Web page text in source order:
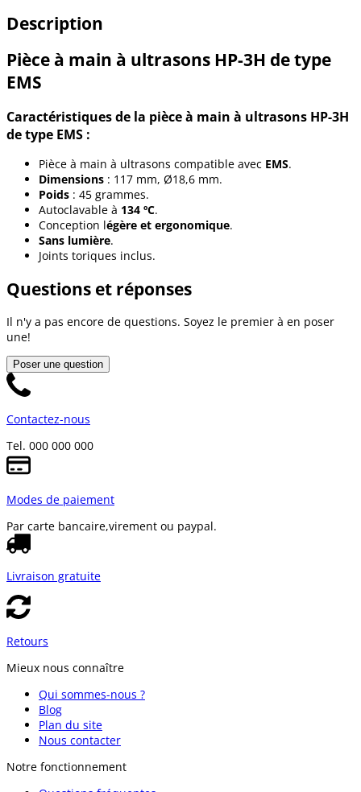
Description
Pièce à main à ultrasons HP-3H de type
EMS
Caractéristiques de la pièce à main à ultrasons HP-3H
de type EMS :
Pièce à main à ultrasons compatible avec EMS.
Dimensions : 117 mm, Ø18,6 mm.
Poids : 45 grammes.
Autoclavable à 134 ºC.
Conception légère et ergonomique.
Sans lumière.
Joints toriques inclus.
Questions et réponses
Il n'y a pas encore de questions. Soyez le premier à en poser
une!
Poser une question
Contactez-nous
Tel. 000 000 000
Modes de paiement
Par carte bancaire,virement ou paypal.
Livraison gratuite
Retours
Mieux nous connaître
Qui sommes-nous ?
Blog
Plan du site
Nous contacter
Notre fonctionnement